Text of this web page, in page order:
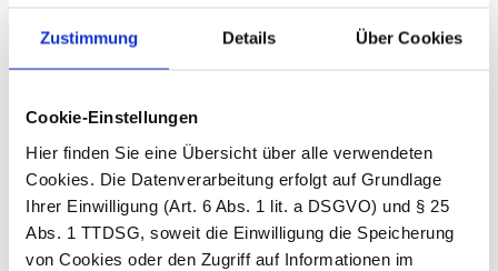
Zustimmung Details Über Cookies
Cookie-Einstellungen
Hier finden Sie eine Übersicht über alle verwendeten
Cookies. Die Datenverarbeitung erfolgt auf Grundlage
Ihrer Einwilligung (Art. 6 Abs. 1 lit. a DSGVO) und § 25
Abs. 1 TTDSG, soweit die Einwilligung die Speicherung
von Cookies oder den Zugriff auf Informationen im
Bauablauf und das Erdmengenmanagement bei der
Hamburg von der Vorplanung bis zur
Ausführungsplanung mit den maßgeblich
umgesetzten BIM-Anwendungsfällen vorgestellt.
Zusätzlich besteht die Möglichkeit zum Live-Einblick
in das Gesamtmodell.